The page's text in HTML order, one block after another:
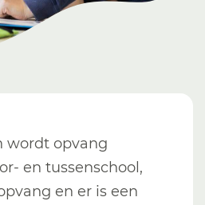
wordt opvang
en tussenschool,
en er is een